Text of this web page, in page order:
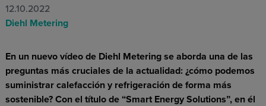
12.10.2022
Diehl Metering
En un nuevo vídeo de Diehl Metering se aborda una de las
preguntas más cruciales de la actualidad: ¿cómo podemos
suministrar calefacción y refrigeración de forma más
sostenible? Con el título de “Smart Energy Solutions”, en él